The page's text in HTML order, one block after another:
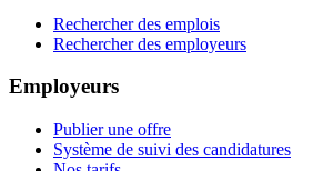
Rechercher des emplois
Rechercher des employeurs
Employeurs
Publier une offre
Système de suivi des candidatures